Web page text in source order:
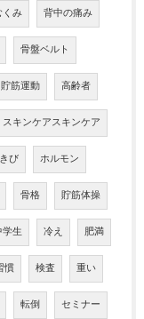
くみ 背中の痛み
骨盤ベルト
貯筋運動 高齢者
スキンケアスキンケア
び ホルモン
骨格 貯筋体操
学生 冷え 肥満
慣 検査 重い
転倒 セミナー